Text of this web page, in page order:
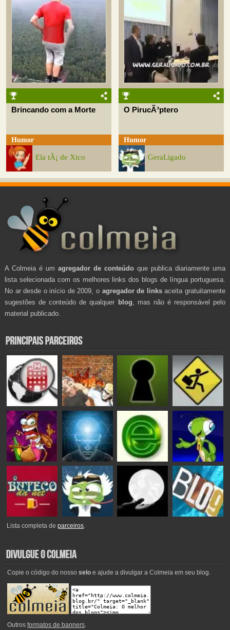
Brincando com a Morte
Humor
Ela tÃ¡ de Xico
O PirucÃ³ptero
Humor
GeraLigado
A Colmeia é um agregador de conteúdo que publica diariamente uma
lista selecionada com os melhores links dos blogs de língua portuguesa.
No ar desde o início de 2009, o agregador de linksaceita gratuitamente
sugestões de conteúdo de qualquer blog , mas não é responsável pelo
material publicado.
Lista completa deparceiros.
Copie o código do nosso seloe ajude a divulgar a Colmeia em seu blog.
Outros formatos de banners.